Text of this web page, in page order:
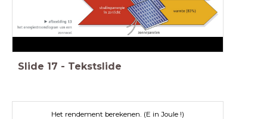
Slide 17 - Tekstslide
Het rendement berekenen. (E in Joule !)